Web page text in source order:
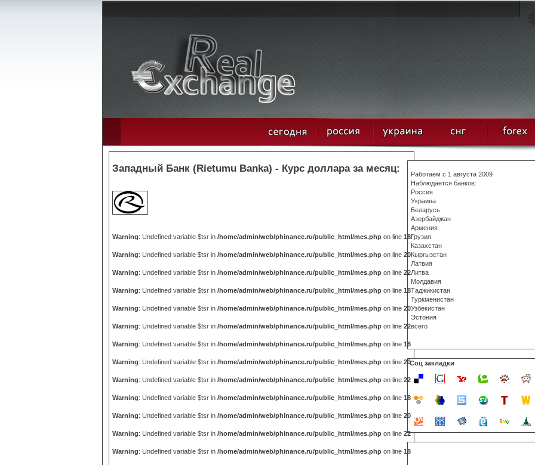
Западный Банк (Rietumu Banka) - Курс доллара за месяц:
Warning: Undefined variable $tsr in /home/admin/web/phinance.ru/public_html/mes.php on line 18
Warning: Undefined variable $tsr in /home/admin/web/phinance.ru/public_html/mes.php on line 20
Warning: Undefined variable $tsr in /home/admin/web/phinance.ru/public_html/mes.php on line 22
Warning: Undefined variable $tsr in /home/admin/web/phinance.ru/public_html/mes.php on line 18
Warning: Undefined variable $tsr in /home/admin/web/phinance.ru/public_html/mes.php on line 20
Warning: Undefined variable $tsr in /home/admin/web/phinance.ru/public_html/mes.php on line 22
Warning: Undefined variable $tsr in /home/admin/web/phinance.ru/public_html/mes.php on line 18
Warning: Undefined variable $tsr in /home/admin/web/phinance.ru/public_html/mes.php on line 20
Warning: Undefined variable $tsr in /home/admin/web/phinance.ru/public_html/mes.php on line 22
Warning: Undefined variable $tsr in /home/admin/web/phinance.ru/public_html/mes.php on line 18
Warning: Undefined variable $tsr in /home/admin/web/phinance.ru/public_html/mes.php on line 20
Warning: Undefined variable $tsr in /home/admin/web/phinance.ru/public_html/mes.php on line 22
Warning: Undefined variable $tsr in /home/admin/web/phinance.ru/public_html/mes.php on line 18
Работаем с 1 августа 2009
Наблюдается банков:
Россия
Украина
Беларусь
Азербайджан
Армения
Грузия
Казахстан
Кыргызстан
Латвия
Литва
Молдавия
Таджикистан
Туркменистан
Узбекистан
Эстония
всего
Соц закладки